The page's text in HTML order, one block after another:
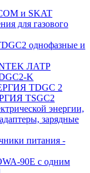
и SKAT
для газового
однофазные и
ЛАТР
K
TDGC 2
TSGC2
энергии,
зарядные
питания -
90E с одним